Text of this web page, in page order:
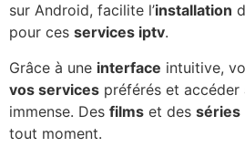
sur Android, facilite l’installation
pour ces services iptv.
Grâce à une interface intuitive,
vos services préférés et accéder
immense. Des films et des séries
tout moment.